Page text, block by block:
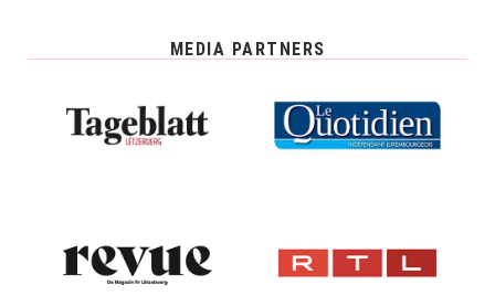
MEDIA PARTNERS